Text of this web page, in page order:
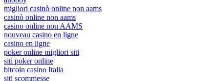
migliori casinò online non aams
casinò online non aams
casino online non AAMS
nouveau casino en ligne
casino en ligne
poker online migliori siti
siti poker online
bitcoin casino Italia
siti scommesse